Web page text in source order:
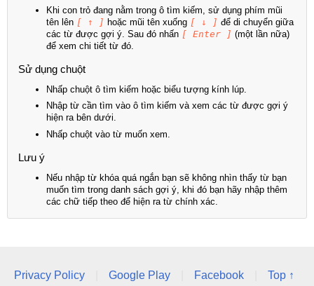
Khi con trỏ đang nằm trong ô tìm kiếm, sử dụng phím mũi
tên lên [ ↑ ] hoặc mũi tên xuống [ ↓ ] để di chuyển giữa
các từ được gợi ý. Sau đó nhấn [ Enter ] (một lần nữa)
để xem chi tiết từ đó.
Sử dụng chuột
Nhấp chuột ô tìm kiếm hoặc biểu tượng kính lúp.
Nhập từ cần tìm vào ô tìm kiếm và xem các từ được gợi ý
hiện ra bên dưới.
Nhấp chuột vào từ muốn xem.
Lưu ý
Nếu nhập từ khóa quá ngắn bạn sẽ không nhìn thấy từ bạn
muốn tìm trong danh sách gợi ý, khi đó bạn hãy nhập thêm
các chữ tiếp theo để hiện ra từ chính xác.
Privacy Policy Google Play Facebook Top ↑